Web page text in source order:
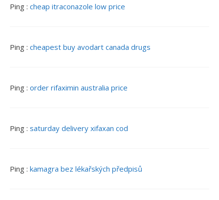
Ping : cheap itraconazole low price
Ping : cheapest buy avodart canada drugs
Ping : order rifaximin australia price
Ping : saturday delivery xifaxan cod
Ping : kamagra bez lékařských předpisů